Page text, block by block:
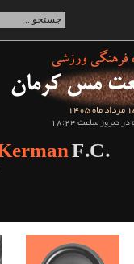
دیروز ساعت 18:24
F.C.